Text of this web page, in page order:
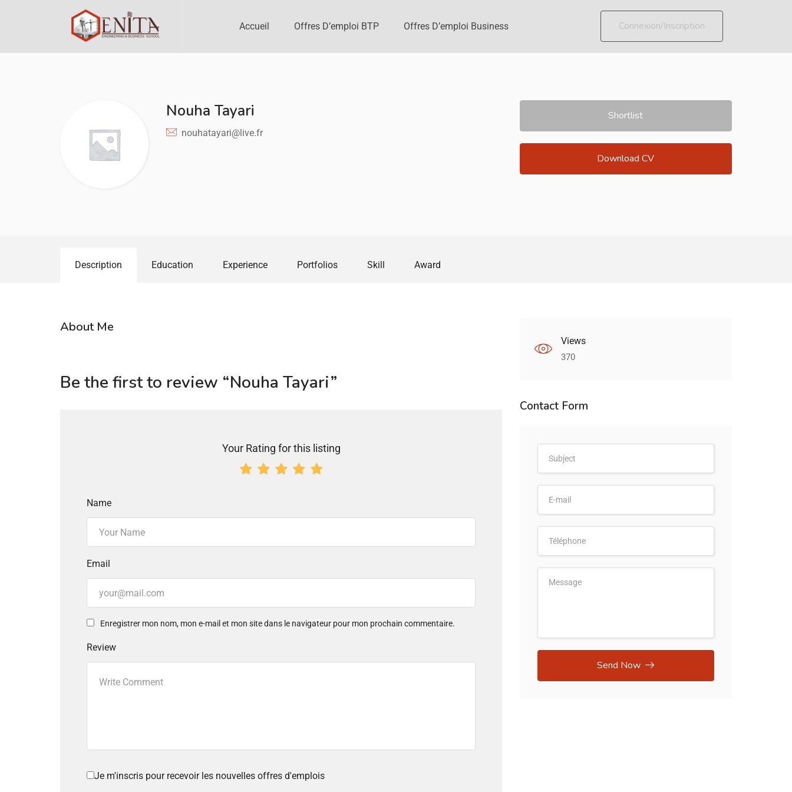
Accueil Offres D’emploi BTP Offres D’emploi Business Connexion/Inscription
Nouha Tayari
nouhatayari@live.fr
Shortlist
Download CV
Description Education Experience Portfolios Skill Award
About Me
Be the first to review “Nouha Tayari”
Your Rating for this listing
Name
Email
Enregistrer mon nom, mon e-mail et mon site dans le navigateur pour mon prochain commentaire.
Review
Je m'inscris pour recevoir les nouvelles offres d'emplois
Views
370
Contact Form
Send Now